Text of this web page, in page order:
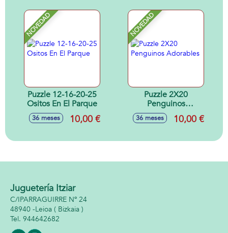
NOVEDAD
Puzzle 12-16-20-25
Ositos En El Parque
36 meses 10,00 €
NOVEDAD
Puzzle 2X20
Penguinos
Adorables
36 meses 10,00 €
Juguetería Itziar
C/IPARRAGUIRRE Nº 24
48940 -Leioa ( Bizkaia )
944642682